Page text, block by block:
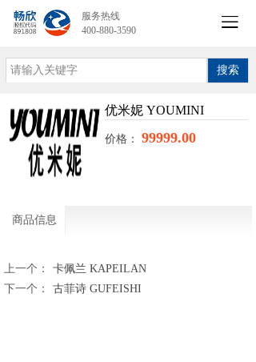
搜索
优米妮 YOUMINI
价格： 99999.00
商品信息
上一个：
卡佩兰 KAPEILAN
下一个：
古菲诗 GUFEISHI
服务热线
400-880-3590